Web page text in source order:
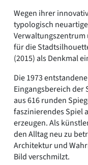
Wegen ihrer
typologisch
Verwaltungszentrum
für die
(2015) als Denkmal
Die 1973
Eingangsbereich der
aus 616 runden
faszinierendes Spiel
erzeugen. Als
den Alltag neu zu
Architektur und
Bild verschmilzt.